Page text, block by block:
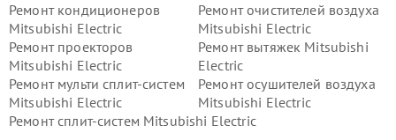
Ремонт кондиционеров
Mitsubishi Electric
Ремонт очистителей воздуха
Mitsubishi Electric
Ремонт проекторов
Mitsubishi Electric
Ремонт вытяжек Mitsubishi
Electric
Ремонт мульти сплит-систем
Mitsubishi Electric
Ремонт осушителей воздуха
Mitsubishi Electric
Ремонт сплит-систем Mitsubishi Electric